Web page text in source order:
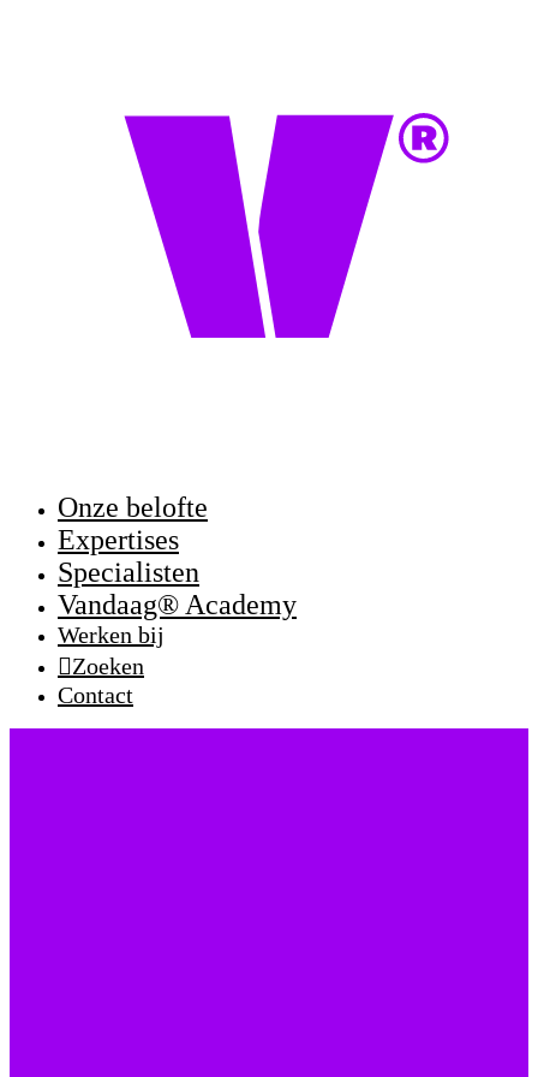
Onze belofte
Expertises
Specialisten
Vandaag® Academy
Werken bij
Zoeken
Contact